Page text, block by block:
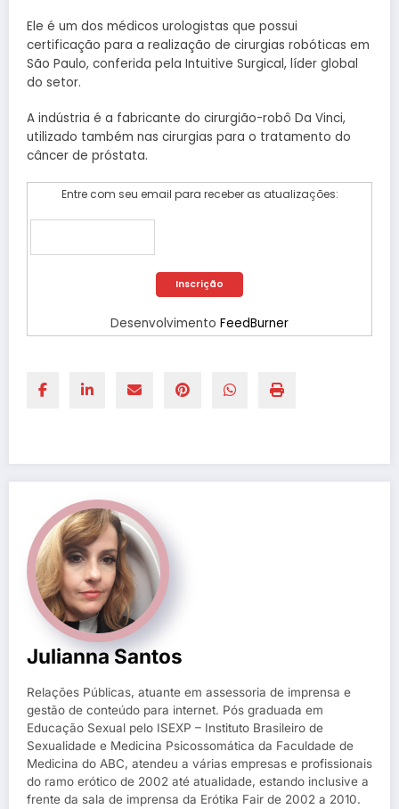
Ele é um dos médicos urologistas que possui
certificação para a realização de cirurgias robóticas em
São Paulo, conferida pela Intuitive Surgical, líder global
do setor.
A indústria é a fabricante do cirurgião-robô Da Vinci,
utilizado também nas cirurgias para o tratamento do
câncer de próstata.
Entre com seu email para receber as atualizações:
Desenvolvimento FeedBurner
Julianna Santos
Relações Públicas, atuante em assessoria de imprensa e
gestão de conteúdo para internet. Pós graduada em
Educação Sexual pelo ISEXP – Instituto Brasileiro de
Sexualidade e Medicina Psicossomática da Faculdade de
Medicina do ABC, atendeu a várias empresas e profissionais
do ramo erótico de 2002 até atualidade, estando inclusive a
frente da sala de imprensa da Erótika Fair de 2002 a 2010.